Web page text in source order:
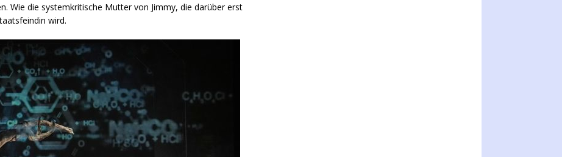
Wie die systemkritische Mutter von Jimmy, die darüber erst
wird.